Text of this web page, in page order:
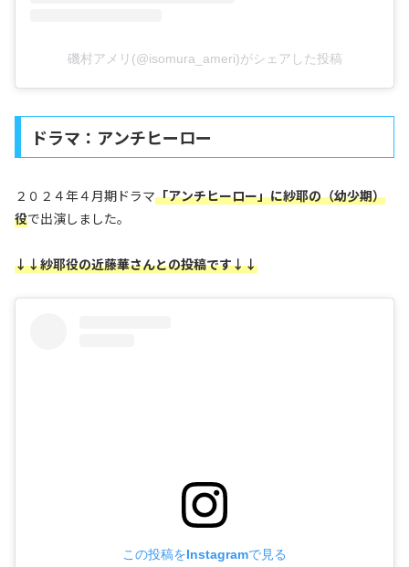
磯村アメリ(@isomura_ameri)がシェアした投稿
ドラマ：アンチヒーロー
２０２４年４月期ドラマ「アンチヒーロー」に紗耶の（幼少期）
役で出演しました。
↓↓紗耶役の近藤華さんとの投稿です↓↓
この投稿をInstagramで見る